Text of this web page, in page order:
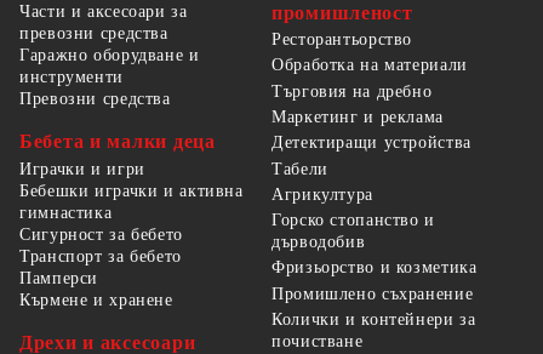
Части и аксесоари за
превозни средства
Гаражно оборудване и
инструменти
Превозни средства
Бебета и малки деца
Играчки и игри
Бебешки играчки и активна
гимнастика
Сигурност за бебето
Транспорт за бебето
Памперси
Кърмене и хранене
Дрехи и аксесоари
промишленост
Ресторантьорство
Обработка на материали
Търговия на дребно
Маркетинг и реклама
Детектиращи устройства
Табели
Агрикултура
Горско стопанство и
дърводобив
Фризьорство и козметика
Промишлено съхранение
Колички и контейнери за
почистване